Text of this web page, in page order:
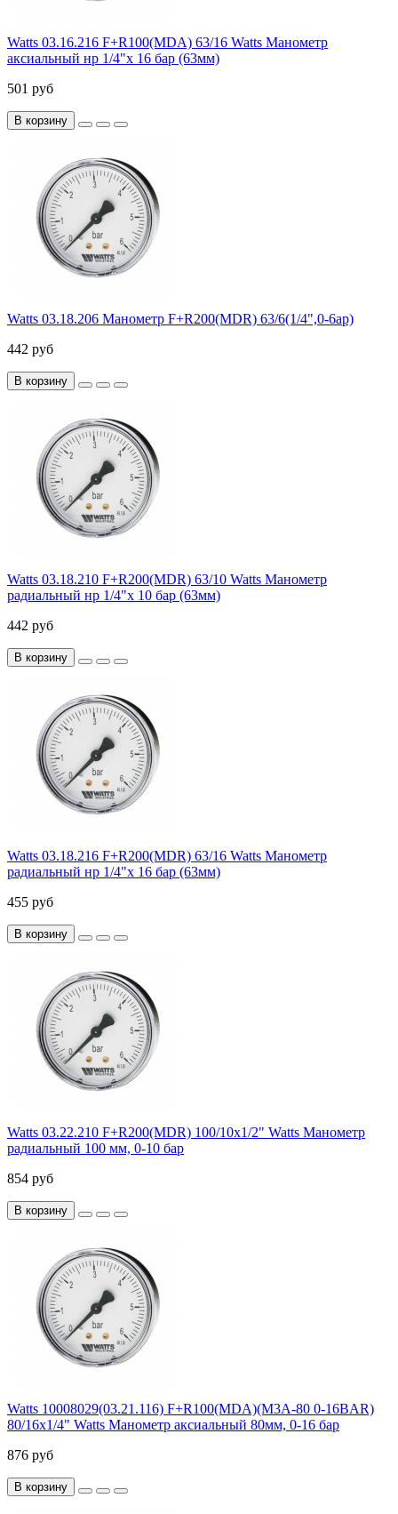
Watts 03.16.216 F+R100(MDA) 63/16 Watts Манометр
аксиальный нр 1/4"х 16 бар (63мм)
501 руб
В корзину
Watts 03.18.206 Манометр F+R200(MDR) 63/6(1/4",0-6ар)
442 руб
В корзину
Watts 03.18.210 F+R200(MDR) 63/10 Watts Манометр
радиальный нр 1/4"х 10 бар (63мм)
442 руб
В корзину
Watts 03.18.216 F+R200(MDR) 63/16 Watts Манометр
радиальный нр 1/4"х 16 бар (63мм)
455 руб
В корзину
Watts 03.22.210 F+R200(MDR) 100/10x1/2" Watts Манометр
радиальный 100 мм, 0-10 бар
854 руб
В корзину
Watts 10008029(03.21.116) F+R100(MDA)(M3A-80 0-16BAR)
80/16x1/4" Watts Манометр аксиальный 80мм, 0-16 бар
876 руб
В корзину